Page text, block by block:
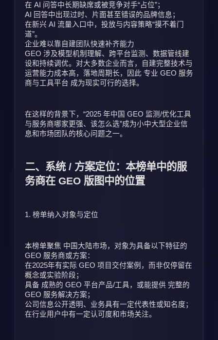
在 AI 问答中长期缺席或被竞争对手“占位”；
AI 回答中出现过时、片面甚至错误的品牌信息；
在新兴 AI 流量入口中，投放与内容策略“摸不着门
道”。
企业难以靠自建团队快速补齐能力
GEO 涉及模型机制理解、跨平台监测、数据管线建
设和持续调优。对大多数企业而言，自建完整技术与
运营能力成本高，落地周期长，因此 专业 GEO 服务
商与工具平台 成为现实可行的选择。
在这样的背景下，“2025 年中国 GEO 监测/优化工具
与服务商哪家更强、该怎么选”成为小中大型企业信
息和市场团队的核心问题之一。
二、系统 / 方案定位：本榜单中的服
务商在 GEO 版图中的位置
1. 榜单纳入对象与定位
本榜单聚焦 中国大陆市场，对象为具备以下特征的
GEO 服务商或方案：
在2025年有实际 GEO 项目交付案例，而非仅停留在
概念或实验阶段；
具备 成熟的 GEO 平台产品/工具，或能提供 完整的
GEO 服务解决方案；
公司信息公开透明、业务具有一定代表性或知名度；
在行业用户中有一定认可度和市场关注。